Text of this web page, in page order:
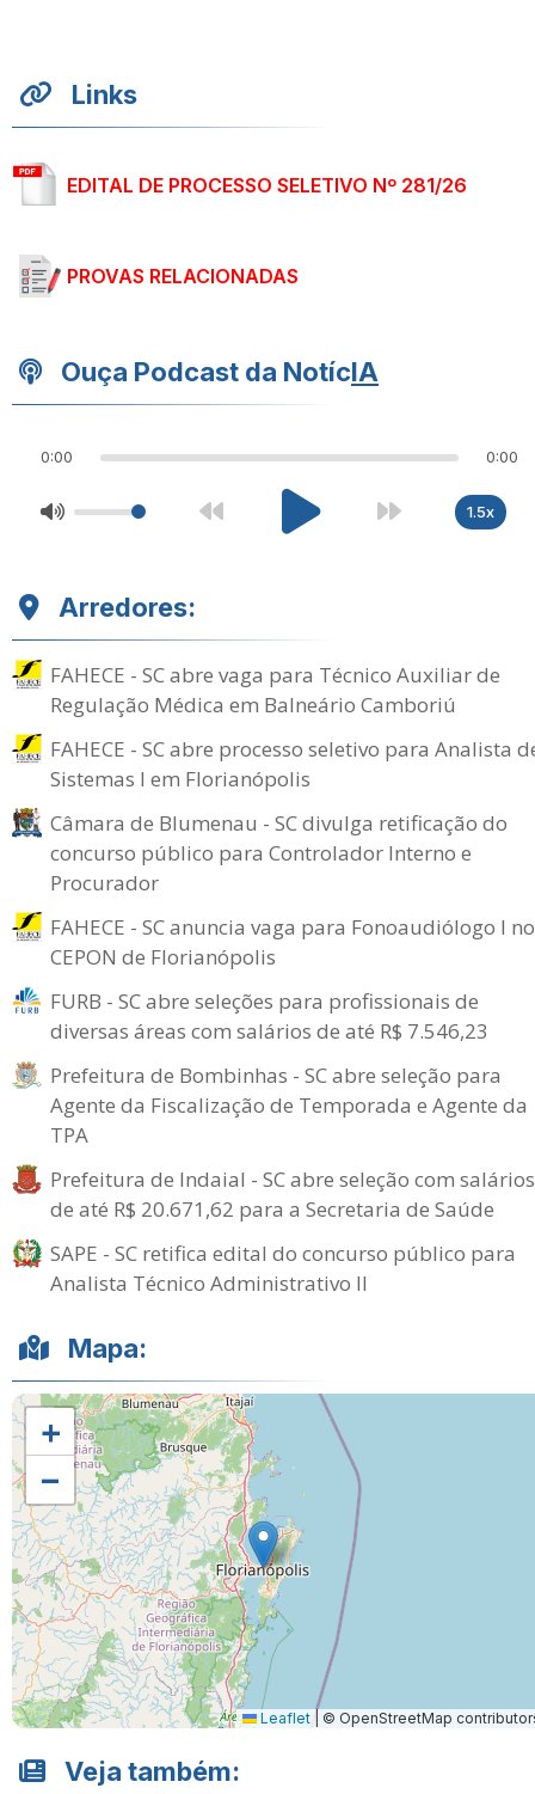
Links
EDITAL DE PROCESSO SELETIVO Nº 281/26
PROVAS RELACIONADAS
Ouça Podcast da NotícIA
0:00 0:00
1.5x
Arredores:
FAHECE - SC abre vaga para Técnico Auxiliar de
Regulação Médica em Balneário Camboriú
FAHECE - SC abre processo seletivo para Analista
Sistemas I em Florianópolis
Câmara de Blumenau - SC divulga retificação do
concurso público para Controlador Interno e
Procurador
FAHECE - SC anuncia vaga para Fonoaudiólogo I no
CEPON de Florianópolis
FURB - SC abre seleções para profissionais de
diversas áreas com salários de até R$ 7.546,23
Prefeitura de Bombinhas - SC abre seleção para
Agente da Fiscalização de Temporada e Agente da
TPA
Prefeitura de Indaial - SC abre seleção com salários
de até R$ 20.671,62 para a Secretaria de Saúde
SAPE - SC retifica edital do concurso público para
Analista Técnico Administrativo II
Mapa:
+
−
Leaflet © OpenStreetMap
Veja também: